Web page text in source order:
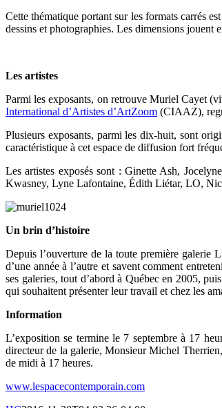
Cette thématique portant sur les formats carrés
dessins et photographies. Les dimensions
Les artistes
Parmi les exposants, on retrouve Muriel Cayet
International d’Artistes d’ArtZoom (CIAAZ),
Plusieurs exposants, parmi les dix-huit, sont
caractéristique à cet espace de diffusion fort
Les artistes exposés sont : Ginette Ash,
Kwasney, Lyne Lafontaine, Édith Liétar, LO,
Un brin d’histoire
Depuis l’ouverture de la toute première galerie
d’une année à l’autre et savent comment
ses galeries, tout d’abord à Québec en 2005,
qui souhaitent présenter leur travail et chez les
Information
L’exposition se termine le 7 septembre à 17
directeur de la galerie, Monsieur Michel
de midi à 17 heures.
www.lespacecontemporain.com